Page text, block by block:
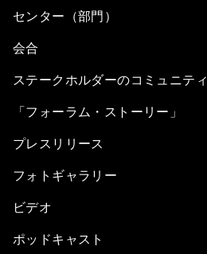
センター（部門）
会合
ステークホルダーのコミュニティ
「フォーラム・ストーリー」
プレスリリース
フォトギャラリー
ビデオ
ポッドキャスト